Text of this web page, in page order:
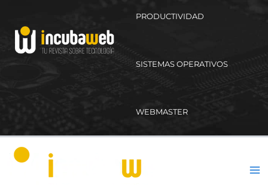
PRODUCTIVIDAD
SISTEMAS OPERATIVOS
WEBMASTER